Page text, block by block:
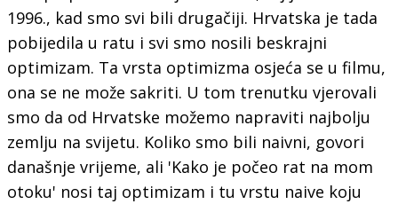
1996., kad smo svi bili drugačiji. Hrvatska je tada
pobijedila u ratu i svi smo nosili beskrajni
optimizam. Ta vrsta optimizma osjeća se u filmu,
ona se ne može sakriti. U tom trenutku vjerovali
smo da od Hrvatske možemo napraviti najbolju
zemlju na svijetu. Koliko smo bili naivni, govori
današnje vrijeme, ali 'Kako je počeo rat na mom
otoku' nosi taj optimizam i tu vrstu naive koju